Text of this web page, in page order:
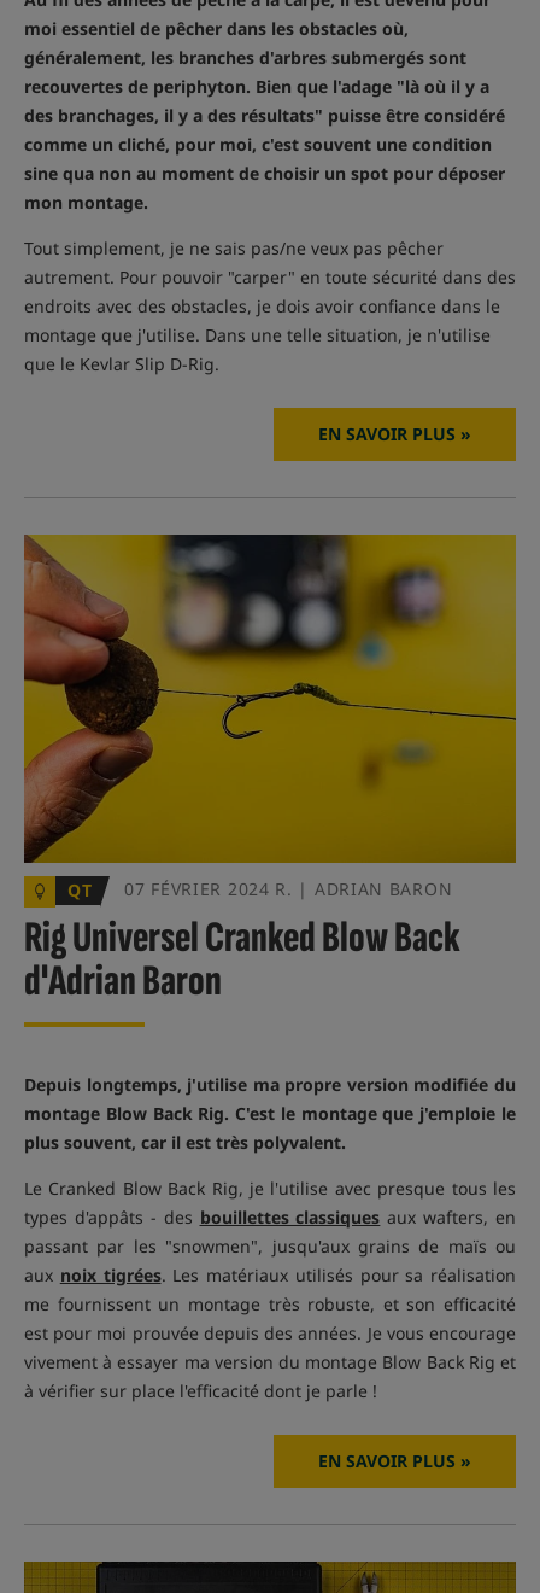
moi essentiel de pêcher dans les obstacles où,
généralement, les branches d'arbres submergés sont
recouvertes de periphyton. Bien que l'adage "là où il y a
des branchages, il y a des résultats" puisse être considéré
comme un cliché, pour moi, c'est souvent une condition
sine qua non au moment de choisir un spot pour déposer
mon montage.
Tout simplement, je ne sais pas/ne veux pas pêcher
autrement. Pour pouvoir "carper" en toute sécurité dans des
endroits avec des obstacles, je dois avoir confiance dans le
montage que j'utilise. Dans une telle situation, je n'utilise
que le Kevlar Slip D-Rig.
EN SAVOIR PLUS »
QT 07 FÉVRIER 2024 R. | ADRIAN BARON
Rig Universel Cranked Blow Back
d'Adrian Baron
Depuis longtemps, j'utilise ma propre version modifiée du
montage Blow Back Rig. C'est le montage que j'emploie le
plus souvent, car il est très polyvalent.
Le Cranked Blow Back Rig, je l'utilise avec presque tous les
types d'appâts - des bouillettes classiques aux wafters, en
passant par les "snowmen", jusqu'aux grains de maïs ou
aux noix tigrées. Les matériaux utilisés pour sa réalisation
me fournissent un montage très robuste, et son efficacité
est pour moi prouvée depuis des années. Je vous encourage
vivement à essayer ma version du montage Blow Back Rig et
à vérifier sur place l'efficacité dont je parle !
EN SAVOIR PLUS »